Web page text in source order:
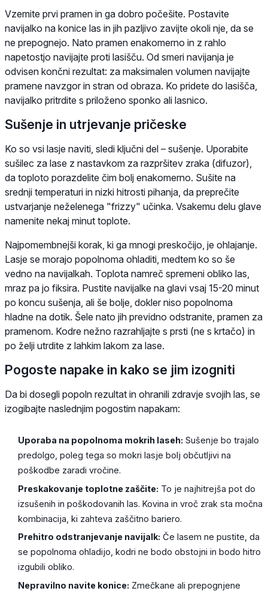
Vzemite prvi pramen in ga dobro počešite. Postavite
navijalko na konice las in jih pazljivo zavijte okoli nje, da se
ne prepognejo. Nato pramen enakomerno in z rahlo
napetostjo navijajte proti lasišču. Od smeri navijanja je
odvisen končni rezultat: za maksimalen volumen navijajte
pramene navzgor in stran od obraza. Ko pridete do lasišča,
navijalko pritrdite s priloženo sponko ali lasnico.
Sušenje in utrjevanje pričeske
Ko so vsi lasje naviti, sledi ključni del – sušenje. Uporabite
sušilec za lase z nastavkom za razpršitev zraka (difuzor),
da toploto porazdelite čim bolj enakomerno. Sušite na
srednji temperaturi in nizki hitrosti pihanja, da preprečite
ustvarjanje neželenega "frizzy" učinka. Vsakemu delu glave
namenite nekaj minut toplote.
Najpomembnejši korak, ki ga mnogi preskočijo, je ohlajanje.
Lasje se morajo popolnoma ohladiti, medtem ko so še
vedno na navijalkah. Toplota namreč spremeni obliko las,
mraz pa jo fiksira. Pustite navijalke na glavi vsaj 15-20 minut
po koncu sušenja, ali še bolje, dokler niso popolnoma
hladne na dotik. Šele nato jih previdno odstranite, pramen za
pramenom. Kodre nežno razrahljajte s prsti (ne s krtačo) in
po želji utrdite z lahkim lakom za lase.
Pogoste napake in kako se jim izogniti
Da bi dosegli popoln rezultat in ohranili zdravje svojih las, se
izogibajte naslednjim pogostim napakam:
Uporaba na popolnoma mokrih laseh: Sušenje bo trajalo
predolgo, poleg tega so mokri lasje bolj občutljivi na
poškodbe zaradi vročine.
Preskakovanje toplotne zaščite: To je najhitrejša pot do
izsušenih in poškodovanih las. Kovina in vroč zrak sta močna
kombinacija, ki zahteva zaščitno bariero.
Prehitro odstranjevanje navijalk: Če lasem ne pustite, da
se popolnoma ohladijo, kodri ne bodo obstojni in bodo hitro
izgubili obliko.
Nepravilno navite konice: Zmečkane ali prepognjene